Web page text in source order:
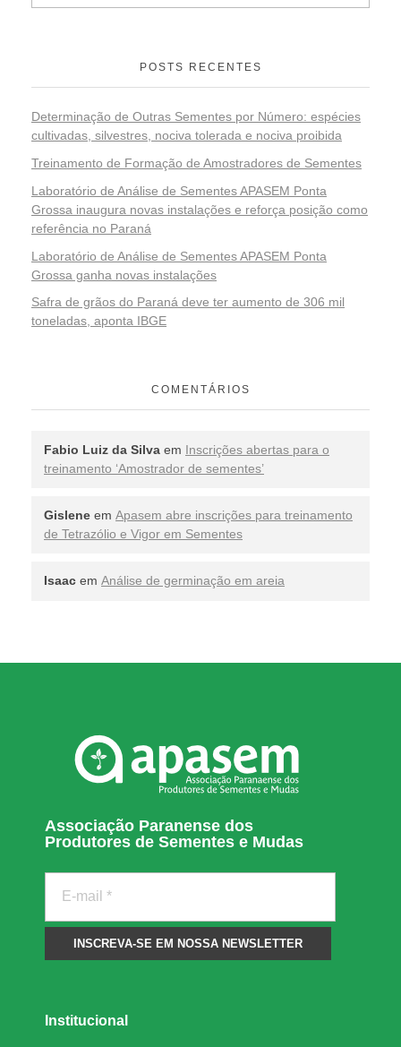
POSTS RECENTES
Determinação de Outras Sementes por Número: espécies
cultivadas, silvestres, nociva tolerada e nociva proibida
Treinamento de Formação de Amostradores de Sementes
Laboratório de Análise de Sementes APASEM Ponta
Grossa inaugura novas instalações e reforça posição como
referência no Paraná
Laboratório de Análise de Sementes APASEM Ponta
Grossa ganha novas instalações
Safra de grãos do Paraná deve ter aumento de 306 mil
toneladas, aponta IBGE
COMENTÁRIOS
Fabio Luiz da Silva em Inscrições abertas para o
treinamento ‘Amostrador de sementes’
Gislene em Apasem abre inscrições para treinamento
de Tetrazólio e Vigor em Sementes
Isaac em Análise de germinação em areia
Associação Paranense dos
Produtores de Sementes e Mudas
Institucional